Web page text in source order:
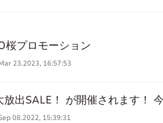
桜プロモーション
23.2023, 16:57:53
08.2022, 15:39:31